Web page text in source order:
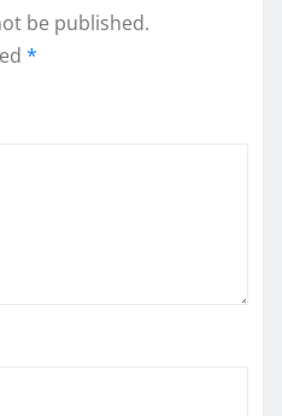
be published.
*